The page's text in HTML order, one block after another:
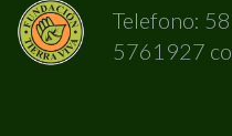
Telefono:
5761927